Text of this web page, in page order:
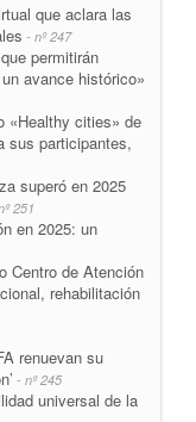
que aclara las
- nº 247
permitirán
avance histórico»
«Healthy cities» de
sus participantes,
superó en 2025
251
en 2025: un
Centro de Atención
rehabilitación
renuevan su
- nº 245
universal de la